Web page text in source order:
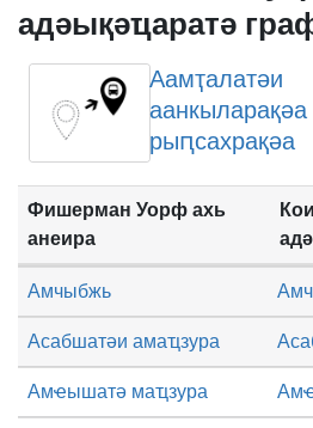
адәықәҵаратә
Аамҭалатәи
аанкыларақәа
рыԥсахрақәа
Фишерман Уорф ахь
анеира
Асабшатәи амаҵзура
Амҽышатә маҵзура
Амчыбжь